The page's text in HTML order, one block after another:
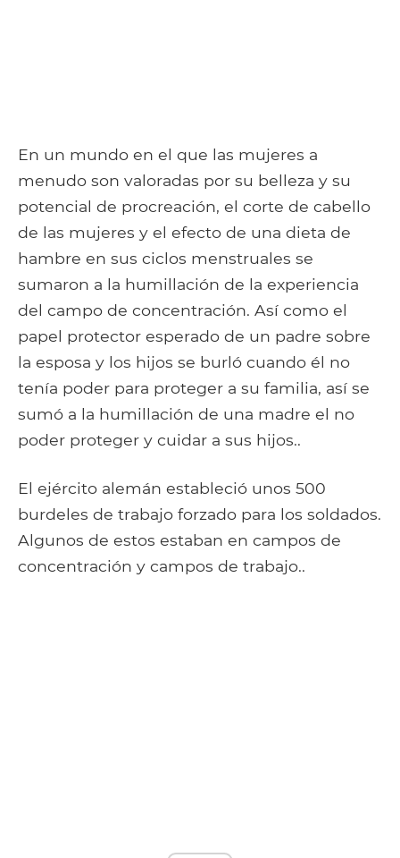
En un mundo en el que las mujeres a
menudo son valoradas por su belleza y su
potencial de procreación, el corte de cabello
de las mujeres y el efecto de una dieta de
hambre en sus ciclos menstruales se
sumaron a la humillación de la experiencia
del campo de concentración. Así como el
papel protector esperado de un padre sobre
la esposa y los hijos se burló cuando él no
tenía poder para proteger a su familia, así se
sumó a la humillación de una madre el no
poder proteger y cuidar a sus hijos..
El ejército alemán estableció unos 500
burdeles de trabajo forzado para los soldados.
Algunos de estos estaban en campos de
concentración y campos de trabajo..